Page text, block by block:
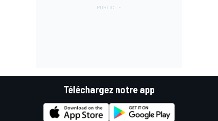
Téléchargez notre app